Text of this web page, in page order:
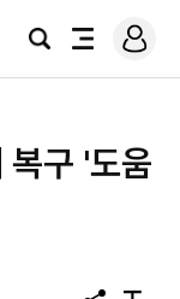
검
전
로
그
복구 '도움